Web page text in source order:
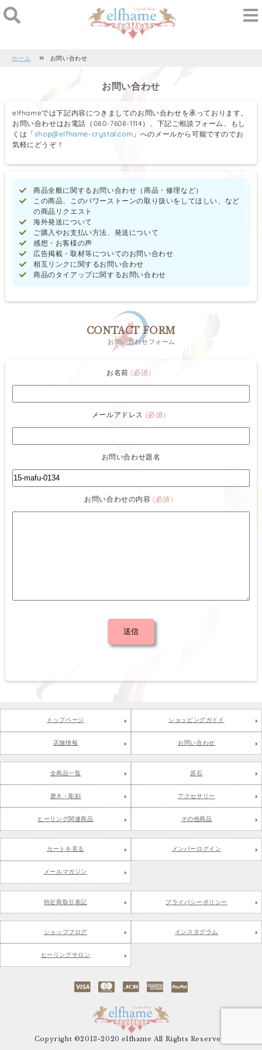
ホーム お問い合わせ
お問い合わせ
elfhameでは下記内容につきましてのお問い合わせを承っております。
お問い合わせはお電話（080-7608-1114）、下記ご相談フォーム、もし
くは「shop@elfhame-crystal.com 」へのメールから可能ですのでお
気軽にどうぞ！
商品全般に関するお問い合わせ（商品・修理など）
この商品、このパワーストーンの取り扱いをしてほしい、など
の商品リクエスト
海外発送について
ご購入やお支払い方法、発送について
感想・お客様の声
広告掲載・取材等についてのお問い合わせ
相互リンクに関するお問い合わせ
商品のタイアップに関するお問い合わせ
CONTACT FORM
お問い合わせフォーム
お名前(必須）
メールアドレス (必須）
お問い合わせ題名
お問い合わせの内容(必須）
トップページ ショッピングガイド
店舗情報 お問い合わせ
全商品一覧 原石
磨き・彫刻 アクセサリー
ヒーリング関連商品 その他商品
カートを見る メンバーログイン
メールマガジン
特定商取引表記 プライバシーポリシー
ショップブログ インスタグラム
ヒーリングサロン
Copyright ©2013-2020 elfhame All Rights Reserved.